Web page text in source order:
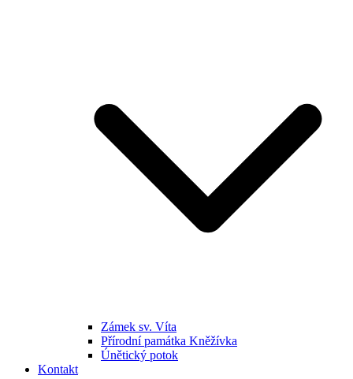
Zámek sv. Víta
Přírodní památka Kněžívka
Únětický potok
Kontakt